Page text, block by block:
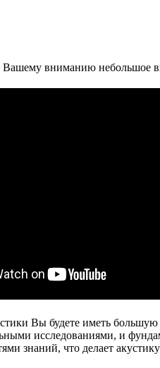
Вашему вниманию небольшое
Вы будете иметь большую
исследованиями, и
знаний, что делает